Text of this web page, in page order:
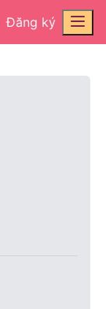
Đăng ký